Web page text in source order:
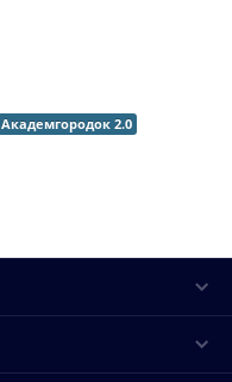
Академгородок 2.0